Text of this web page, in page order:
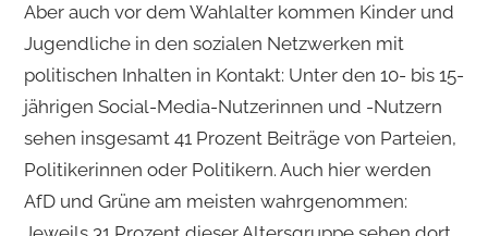
Aber auch vor dem Wahlalter kommen Kinder und
Jugendliche in den sozialen Netzwerken mit
politischen Inhalten in Kontakt: Unter den 10- bis 15-
jährigen Social-Media-Nutzerinnen und -Nutzern
sehen insgesamt 41 Prozent Beiträge von Parteien,
Politikerinnen oder Politikern. Auch hier werden
AfD und Grüne am meisten wahrgenommen: